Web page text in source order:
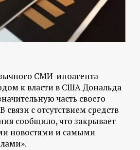
СМИ-иноагента
к власти в США Дональда
часть своего
с отсутствием средств
сообщило, что закрывает
новостями и самыми